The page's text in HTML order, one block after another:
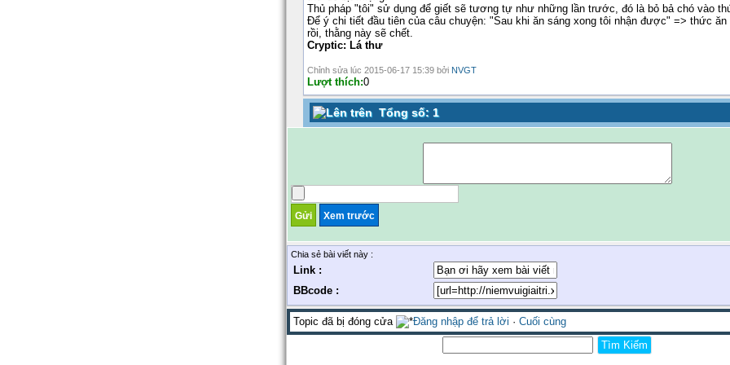
Thủ pháp "tôi" sử dụng để giết sẽ tương tự như những lần trước, đó là bỏ bả chó vào
Để ý chi tiết đầu tiên của câu chuyện: "Sau khi ăn sáng xong tôi nhận được" => thức ăn
rồi, thằng này sẽ chết.
Cryptic: Lá thư
Chỉnh sửa lúc 2015-06-17 15:39 bởi NVGT
Lượt thích:0
Tổng số: 1
Chia sẻ bài viết này :
Link :
BBcode :
Topic đã bị đóng cửa Đăng nhập để trả lời · Cuối cùng